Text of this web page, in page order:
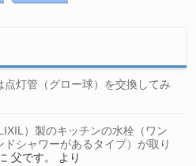
灯管（グロー球）を交換してみ
）製のキッチンの水栓（ワン
シャワーがあるタイプ）が取り
父です。 より